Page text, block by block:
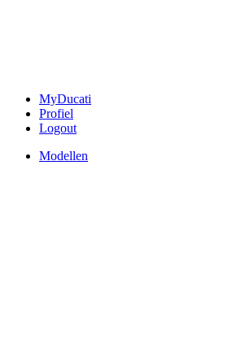
MyDucati
Profiel
Logout
Modellen